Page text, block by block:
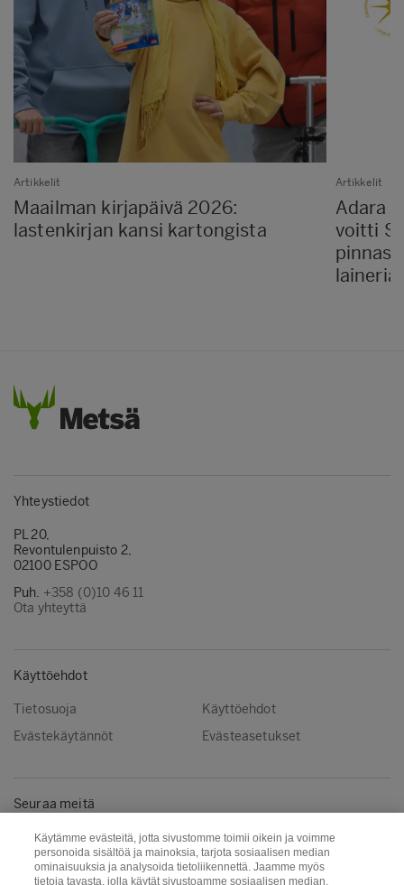
Artikkelit
Maailman kirjapäivä 2026:
lastenkirjan kansi kartongista
Artikkelit
Adara
voitti
laineria
Yhteystiedot
PL 20,
Revontulenpuisto 2,
02100 ESPOO
Puh. +358 (0)10 46 11
Ota yhteyttä
Käyttöehdot
Tietosuoja
Käyttöehdot
Evästekäytännöt
Evästeasetukset
Seuraa meitä
Instagram
LinkedIn
YouTube
Käytämme evästeitä, jotta sivustomme toimii oikein ja voimme
personoida sisältöä ja mainoksia, tarjota sosiaalisen median
ominaisuuksia ja analysoida tietoliikennettä. Jaamme myös
tietoja tavasta, jolla käytät sivustoamme sosiaalisen median,